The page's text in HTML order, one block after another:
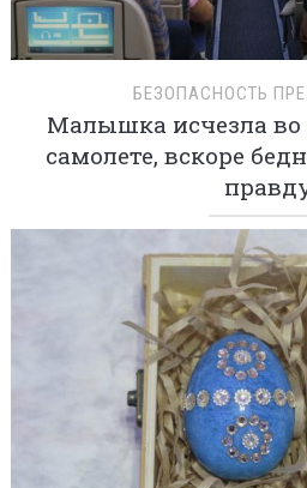
БЕЗОПАСНОСТЬ
Малышка исчезла во
самолете, вскоре